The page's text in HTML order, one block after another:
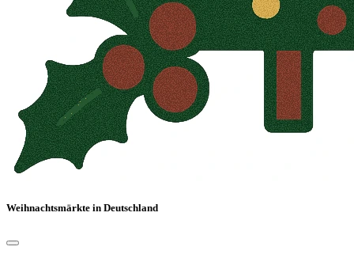
Weihnachtsmärkte in Deutschland